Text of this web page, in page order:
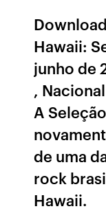
Hawaii:
junho de
,
A
de uma
rock
Hawaii.